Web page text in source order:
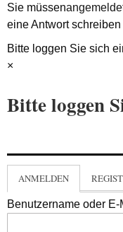
Sie müssen
eine Antwort
Bitte loggen Sie sich
×
Bitte loggen
ANMELDEN
Benutzername oder